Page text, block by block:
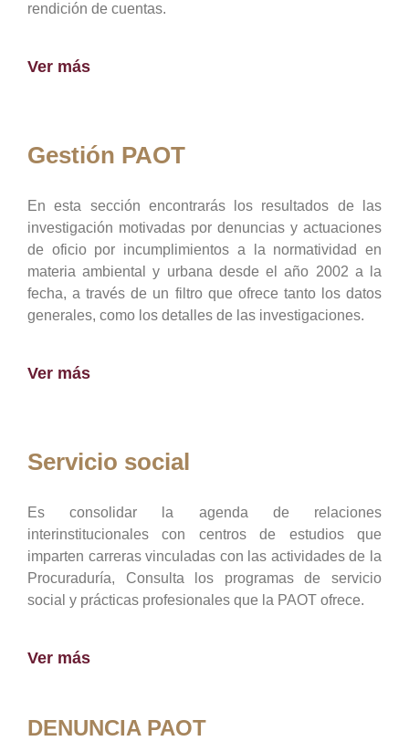
rendición de cuentas.
Ver más
Gestión PAOT
En esta sección encontrarás los resultados de las
investigación motivadas por denuncias y actuaciones
de oficio por incumplimientos a la normatividad en
materia ambiental y urbana desde el año 2002 a la
fecha, a través de un filtro que ofrece tanto los datos
generales, como los detalles de las investigaciones.
Ver más
Servicio social
Es consolidar la agenda de relaciones
interinstitucionales con centros de estudios que
imparten carreras vinculadas con las actividades de la
Procuraduría, Consulta los programas de servicio
social y prácticas profesionales que la PAOT ofrece.
Ver más
DENUNCIA PAOT